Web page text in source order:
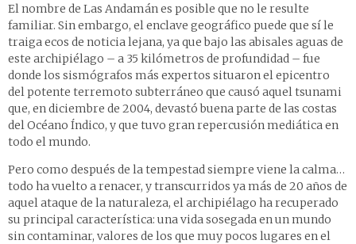
El nombre de Las Andamán es posible que no le resulte
familiar. Sin embargo, el enclave geográfico puede que sí le
traiga ecos de noticia lejana, ya que bajo las abisales aguas de
este archipiélago – a 35 kilómetros de profundidad – fue
donde los sismógrafos más expertos situaron el epicentro
del potente terremoto subterráneo que causó aquel tsunami
que, en diciembre de 2004, devastó buena parte de las costas
del Océano Índico, y que tuvo gran repercusión mediática en
todo el mundo.
Pero como después de la tempestad siempre viene la calma…
todo ha vuelto a renacer, y transcurridos ya más de 20 años de
aquel ataque de la naturaleza, el archipiélago ha recuperado
su principal característica: una vida sosegada en un mundo
sin contaminar, valores de los que muy pocos lugares en el